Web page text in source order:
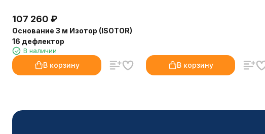
107 260 ₽
Основание 3 м Изотор (ISOTOR)
16 дефлектор
В наличии
В корзину В корзину